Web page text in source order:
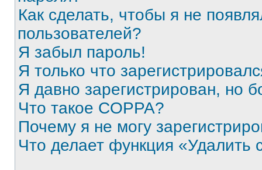
Как сделать, чтобы я не
пользователей?
Я забыл пароль!
Я только что
Я давно зарегистрирован, но
Что такое COPPA?
Почему я не могу
Что делает функция «Удалить